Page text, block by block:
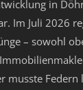
in
Im Juli 2026
– sowohl
musste Federn